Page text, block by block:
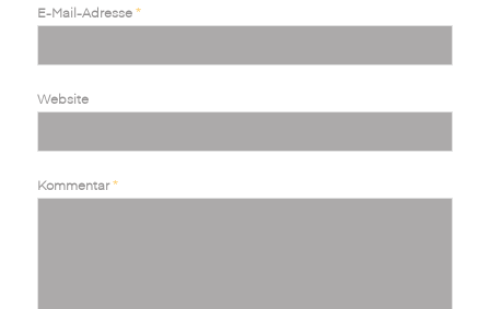
E-Mail-Adresse*
Website
Kommentar*